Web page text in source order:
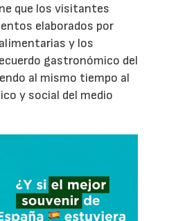
que los visitantes
elaborados por
y los
gastronómico del
al mismo tiempo al
y social del medio